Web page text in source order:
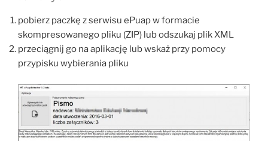
pobierz paczkę z serwisu ePuap w formacie
skompresowanego pliku (ZIP) lub odszukaj plik XML
przeciągnij go na aplikację lub wskaż przy pomocy
przypisku wybierania pliku